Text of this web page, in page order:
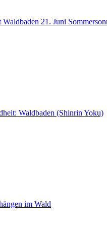
Waldbaden 21. Juni
Waldbaden (Shinrin Yoku)
im Wald